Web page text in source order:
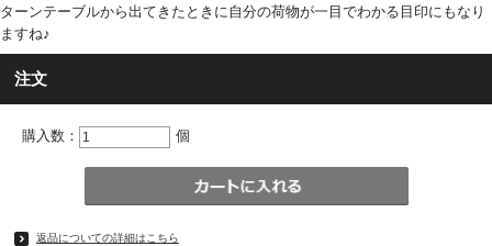
ターンテーブルから出てきたときに自分の荷物が一目でわかる目印にもなり
ますね♪
注文
購入数： 個
返品についての詳細はこちら